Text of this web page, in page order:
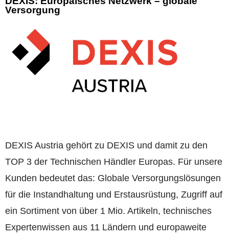
Versorgung
DEXIS Austria gehört zu DEXIS und damit zu den
TOP 3 der Technischen Händler Europas. Für unsere
Kunden bedeutet das: Globale Versorgungslösungen
für die Instandhaltung und Erstausrüstung, Zugriff auf
ein Sortiment von über 1 Mio. Artikeln, technisches
Expertenwissen aus 11 Ländern und europaweite